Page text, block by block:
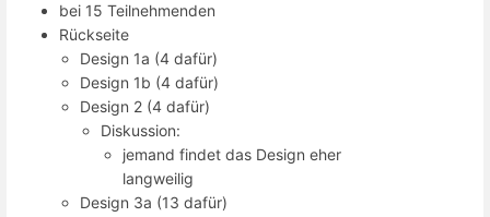
bei 15 Teilnehmenden
Rückseite
Design 1a (4 dafür)
Design 1b (4 dafür)
Design 2 (4 dafür)
Diskussion:
jemand findet das Design eher
langweilig
Design 3a (13 dafür)